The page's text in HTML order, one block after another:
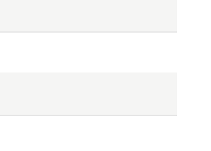
Verlinkung